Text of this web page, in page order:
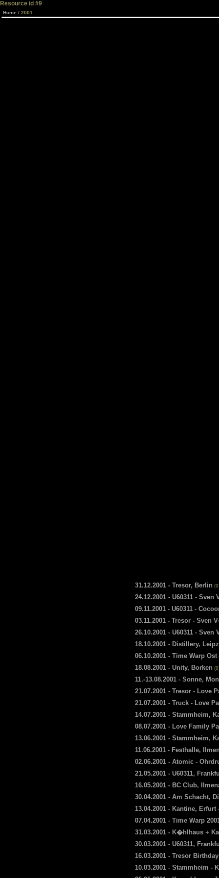
Resource id #9
Home / 2001
31.12.2001 - Tresor, Berlin
24.12.2001 - U60311 - Sven
09.11.2001 - U60311 -
03.11.2001 - Tresor -
26.10.2001 - U60311 -
18.10.2001 - Distillery,
06.10.2001 - Time Warp Ost
18.08.2001 - Unity, Borken
11.-13.08.2001 - Sonne,
21.07.2001 - Tresor - Love
21.07.2001 - Truck - Love
14.07.2001 - Stammheim,
08.07.2001 - Love Family
13.06.2001 - Stammheim,
11.06.2001 - Festhalle,
02.06.2001 - Atomic -
21.05.2001 - U60311,
16.05.2001 - BC Club,
30.04.2001 - Am Schacht,
13.04.2001 - Kantine, Erfurt
07.04.2001 - Time Warp
31.03.2001 - K�hlhaus +
30.03.2001 - U60311,
16.03.2001 - Tresor Birthday
10.03.2001 - Stammheim -